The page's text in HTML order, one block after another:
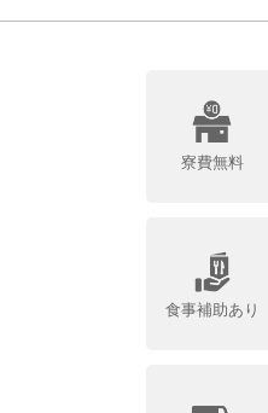
寮費無料
食事補助あり